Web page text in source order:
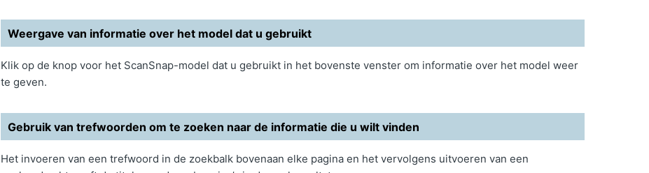
Weergave van informatie over het model dat u gebruikt
Klik op de knop voor het ScanSnap-model dat u gebruikt in het bovenste venster om informatie over het model weer
te geven.
Gebruik van trefwoorden om te zoeken naar de informatie die u wilt vinden
Het invoeren van een trefwoord in de zoekbalk bovenaan elke pagina en het vervolgens uitvoeren van een